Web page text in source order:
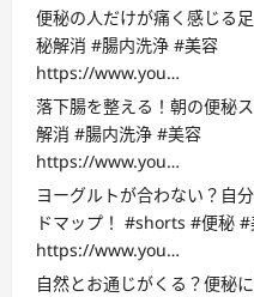
便秘の人だけが痛く感じる
秘解消 #腸内洗浄 #美容
https://www.you…
落下腸を整える！朝の便秘
解消 #腸内洗浄 #美容
https://www.you…
ヨーグルトが合わない？自
ドマップ！ #shorts #便秘
https://www.you…
自然とお通じがくる？便秘